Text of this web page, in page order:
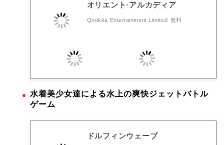
オリエント·アルカディア
Qookka Entertainment Limited 無料
水着美少女達による水上の爽快ジェットバトル
ゲーム
ドルフィンウェーブ